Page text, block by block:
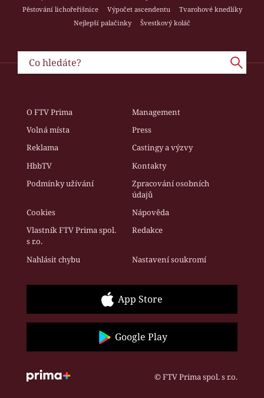
Pěstování lichořeřišnice
Výpočet ascendentu
Tvarohové knedlíky
Nejlepší palačinky
Švestkový koláč
O FTV Prima
Management
Volná místa
Press
Reklama
Castingy a výzvy
HbbTV
Kontakty
Podmínky užívání
Zpracování osobních
údajů
Cookies
Nápověda
Vlastník FTV Prima spol.
s r.o.
Redakce
Nahlásit chybu Nastavení soukromí
App Store
Google Play
© FTV Prima spol. s r.o.